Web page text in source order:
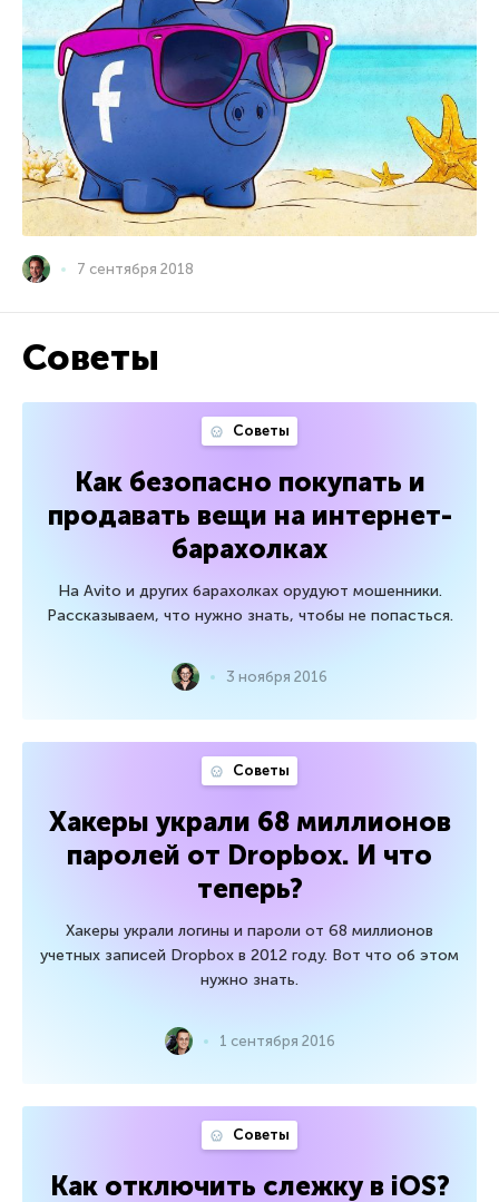
7 сентября 2018
Советы
Советы
Как безопасно покупать и
продавать вещи на интернет-
барахолках
На Avito и других барахолках орудуют мошенники.
Рассказываем, что нужно знать, чтобы не попасться.
3 ноября 2016
Советы
Хакеры украли 68 миллионов
паролей от Dropbox. И что
теперь?
Хакеры украли логины и пароли от 68 миллионов
учетных записей Dropbox в 2012 году. Вот что об этом
нужно знать.
1 сентября 2016
Советы
Как отключить слежку в iOS?